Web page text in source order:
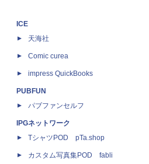
ICE
天海社
Comic curea
impress QuickBooks
PUBFUN
パブファンセルフ
IPGネットワーク
TシャツPOD pTa.shop
カスタム写真集POD fabli